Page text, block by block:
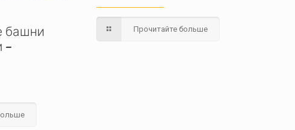
башни
–
Прочитайте больше